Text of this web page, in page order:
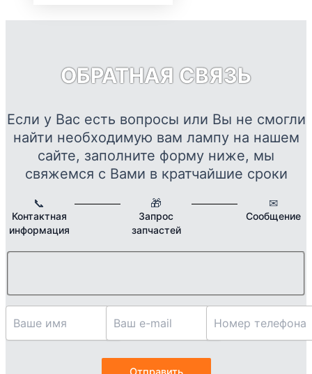
ОБРАТНАЯ СВЯЗЬ
Если у Вас есть вопросы или Вы не смогли
найти необходимую вам лампу на нашем
сайте, заполните форму ниже, мы
свяжемся с Вами в кратчайшие сроки
📞
Контактная
информация
🎁
Запрос
запчастей
✉
Сообщение